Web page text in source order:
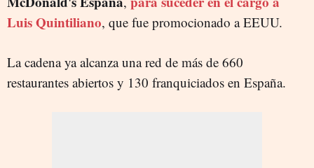
Luis Quintiliano, que fue promocionado a EEUU.
La cadena ya alcanza una red de más de 660
restaurantes abiertos y 130 franquiciados en España.